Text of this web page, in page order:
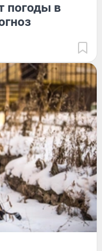
погоды в